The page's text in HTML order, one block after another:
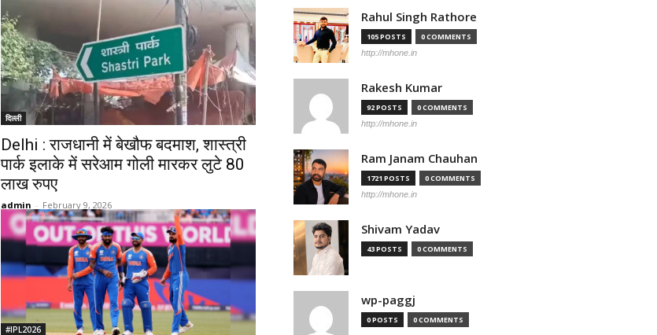
दिल्ली
Delhi : राजधानी में बेखौफ बदमाश, शास्त्री
पार्क इलाके में सरेआम गोली मारकर लुटे 80
लाख रुपए
admin - February 9, 2026
#IPL2026
Rahul Singh Rathore
105 POSTS 0 COMMENTS
http://mhone.in
Rakesh Kumar
92 POSTS 0 COMMENTS
http://mhone.in
Ram Janam Chauhan
1721 POSTS 0 COMMENTS
http://mhone.in
Shivam Yadav
43 POSTS 0 COMMENTS
wp-paggj
0 POSTS 0 COMMENTS